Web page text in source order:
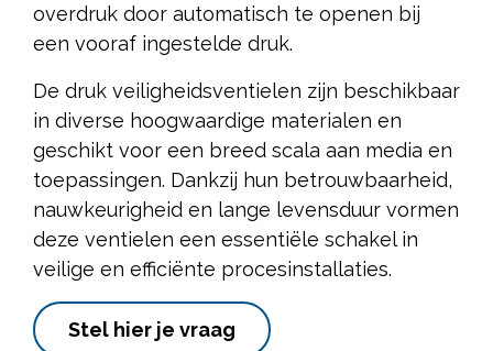
overdruk door automatisch te openen bij
een vooraf ingestelde druk.
De druk veiligheidsventielen zijn beschikbaar
in diverse hoogwaardige materialen en
geschikt voor een breed scala aan media en
toepassingen. Dankzij hun betrouwbaarheid,
nauwkeurigheid en lange levensduur vormen
deze ventielen een essentiële schakel in
veilige en efficiënte procesinstallaties.
Stel hier je vraag